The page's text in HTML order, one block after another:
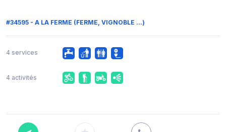
#34595 - A LA FERME (FERME, VIGNOBLE ...)
4 services
4 activités